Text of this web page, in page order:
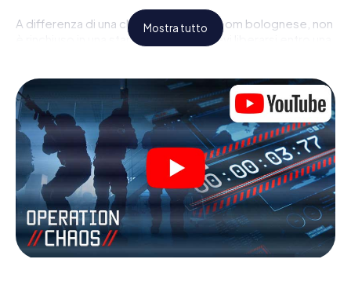
A differenza di una classica Escape Room bolognese, non
è rinchiuso in una stanza dalla quale devi liberarsi entro una
personale! Il requisito tecnico per la sua avventura da
agente a Gallarate é uno smartphone con accesso a
Internet mobile. Un clic le dà accesso alla nostra app web.
Non è necessario installare nulla per essere trascinati
nell'azione da video interattivi, minigiochi complicati e
molte altre funzionalità.
Lavori insieme con una squadra, origli le spie nemiche e
porti gli ufficiali di collegamento dalla sua parte. In questo
Escape Game a Gallarate lei e la sua squadra dovete
essere pronti a fermare i cattivi. A differenza di James
Bond and Co., tuttavia, non diventate eroi silenziosi: lei e
Mostra tutto